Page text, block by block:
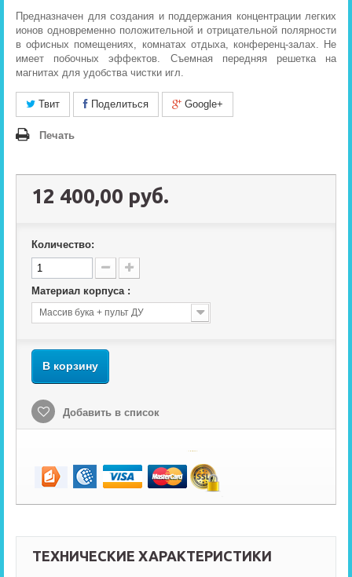
Предназначен для создания и под­держания концентрации легких
ионов од­новременно положительной и отрица­тельной по­лярности
в офисных помещениях, комнатах отдыха, конференц-залах. Не
имеет побочных эффектов. Съемная передняя решетка на
магнитах для удобства чистки игл.
Твит Поделиться Google+
Печать
12 400,00 руб.
Количество:
Материал корпуса :
Массив бука + пульт ДУ
В корзину
Добавить в список
ТЕХНИЧЕСКИЕ ХАРАКТЕРИСТИКИ